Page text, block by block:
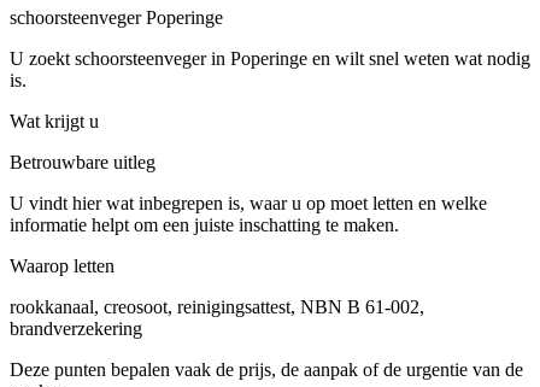
schoorsteenveger Poperinge
U zoekt schoorsteenveger in Poperinge en wilt snel weten wat nodig
is.
Wat krijgt u
Betrouwbare uitleg
U vindt hier wat inbegrepen is, waar u op moet letten en welke
informatie helpt om een juiste inschatting te maken.
Waarop letten
rookkanaal, creosoot, reinigingsattest, NBN B 61-002,
brandverzekering
Deze punten bepalen vaak de prijs, de aanpak of de urgentie van de